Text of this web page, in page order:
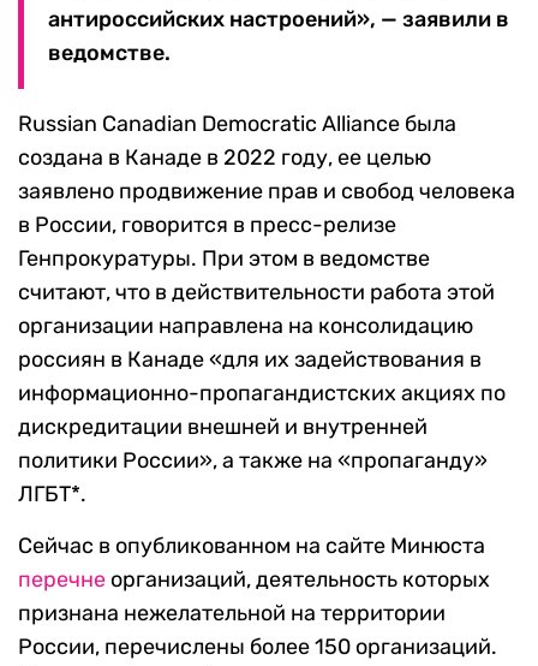
антироссийских настроений», — заявили в
ведомстве.
Russian Canadian Democratic Alliance была
создана в Канаде в 2022 году, ее целью
заявлено продвижение прав и свобод человека
в России, говорится в пресс-релизе
Генпрокуратуры. При этом в ведомстве
считают, что в действительности работа этой
организации направлена на консолидацию
россиян в Канаде «для их задействования в
информационно-пропагандистских акциях по
дискредитации внешней и внутренней
политики России», а также на «пропаганду»
ЛГБТ*.
Сейчас в опубликованном на сайте Минюста
перечне организаций, деятельность которых
признана нежелательной на территории
России, перечислены более 150 организаций.